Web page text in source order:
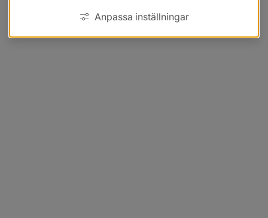
Anpassa inställningar